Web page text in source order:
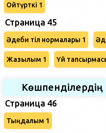
Ойтүрткі 1
Страница 45
Әдеби тіл нормалары 1
Жазылым 1 Үй
Көшпенділердің
Страница 46
Тыңдалым 1